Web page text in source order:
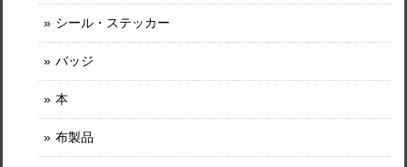
シール・ステッカー
バッジ
本
布製品